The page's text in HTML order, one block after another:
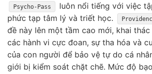
Psycho-Pass
luôn nổi tiếng với việc
phức tạp tâm lý và triết học.
đề này lên một tầm cao mới, khai thác
các hành vi cực đoan, sự tha hóa và
của con người để bảo vệ tự do cá
giới bị kiểm soát chặt chẽ. Mức độ